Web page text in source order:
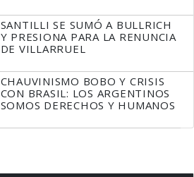
SANTILLI SE SUMÓ A BULLRICH
Y PRESIONA PARA LA RENUNCIA
DE VILLARRUEL
CHAUVINISMO BOBO Y CRISIS
CON BRASIL: LOS ARGENTINOS
SOMOS DERECHOS Y HUMANOS